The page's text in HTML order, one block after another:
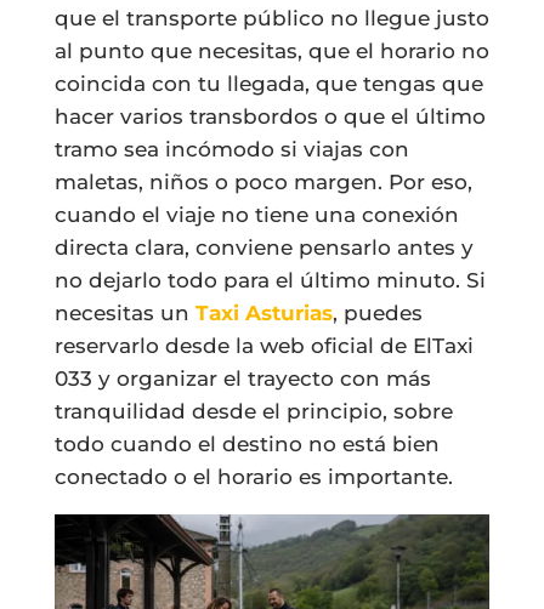
que el transporte público no llegue justo
al punto que necesitas, que el horario no
coincida con tu llegada, que tengas que
hacer varios transbordos o que el último
tramo sea incómodo si viajas con
maletas, niños o poco margen. Por eso,
cuando el viaje no tiene una conexión
directa clara, conviene pensarlo antes y
no dejarlo todo para el último minuto. Si
necesitas un Taxi Asturias, puedes
reservarlo desde la web oficial de ElTaxi
033 y organizar el trayecto con más
tranquilidad desde el principio, sobre
todo cuando el destino no está bien
conectado o el horario es importante.